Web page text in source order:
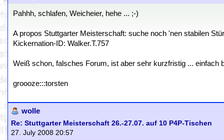
Pahhh, schlafen, Weicheier, hehe ... ;-)
A propos Stuttgarter Meisterschaft: suche noch 'nen stabilen
Kickernation-ID: Walker.T.757
Weiß schon, falsches Forum, ist aber sehr kurzfristig ... einfach
groooze:::torsten
wolle
Re: Stuttgarter Meisterschaft 26.-27.07. auf 10 P4P-Tischen
27. July 2008 20:57